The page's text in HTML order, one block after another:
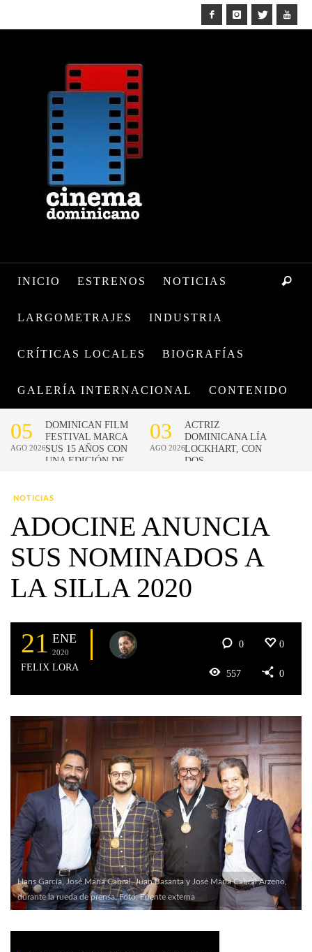
INICIO ESTRENOS NOTICIAS
LARGOMETRAJES INDUSTRIA
CRÍTICAS LOCALES BIOGRAFÍAS
GALERÍA INTERNACIONAL CONTENIDO
NOTICIAS
ADOCINE ANUNCIA
SUS NOMINADOS A
LA SILLA 2020
21 ENE
2020
FELIX LORA
0 0
557 0
Hans García, José María Cabral, Juan Basanta y José María Cabral Arzeno,
durante la rueda de prensa. Foto: Fuente externa